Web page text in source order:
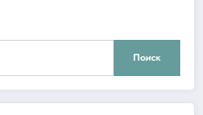
Поиск